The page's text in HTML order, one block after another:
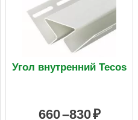
Угол внутренний Tecos
660 –830